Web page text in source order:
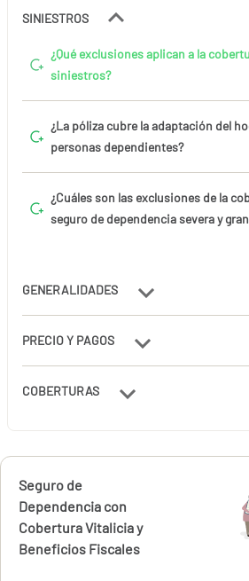
SINIESTROS
¿Qué exclusiones aplican a la
siniestros?
¿La póliza cubre la adaptación del
personas dependientes?
¿Cuáles son las exclusiones de la
seguro de dependencia severa y
GENERALIDADES
PRECIO Y PAGOS
COBERTURAS
Calcúlalo ahora
Seguro de
Dependencia con
Cobertura Vitalicia y
Beneficios Fiscales